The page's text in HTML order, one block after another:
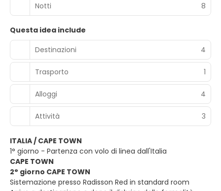
Notti 8
Questa idea include
Destinazioni
4
Trasporto 1
Alloggi 4
Attività 3
ITALIA / CAPE TOWN
1° giorno - Partenza con volo di linea dall'Italia
CAPE TOWN
2° giorno CAPE TOWN
Sistemazione presso Radisson Red in standard room